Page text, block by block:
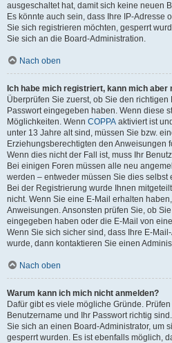
ausgeschaltet hat, damit sich keine neuen
Es könnte auch sein, dass Ihre IP-Adresse
Sie sich registrieren möchten, gesperrt
Sie sich an die Board-Administration.
Nach oben
Ich habe mich registriert, kann mich aber
Überprüfen Sie zuerst, ob Sie den
Passwort eingegeben haben. Wenn diese
Möglichkeiten. Wenn COPPA aktiviert ist
unter 13 Jahre alt sind, müssen Sie bzw.
Erziehungsberechtigten den Anweisungen
Wenn dies nicht der Fall ist, muss Ihr
Bei einigen Foren müssen alle neu
werden – entweder müssen Sie dies selbst
Bei der Registrierung wurde Ihnen
nicht. Wenn Sie eine E-Mail erhalten
Anweisungen. Ansonsten prüfen Sie, ob
eingegeben haben oder die E-Mail von
Wenn Sie sich sicher sind, dass Ihre E-
wurde, dann kontaktieren Sie einen
Nach oben
Warum kann ich mich nicht anmelden?
Dafür gibt es viele mögliche Gründe.
Benutzername und Ihr Passwort richtig
Sie sich an einen Board-Administrator, um
gesperrt wurden. Es ist ebenfalls möglich,